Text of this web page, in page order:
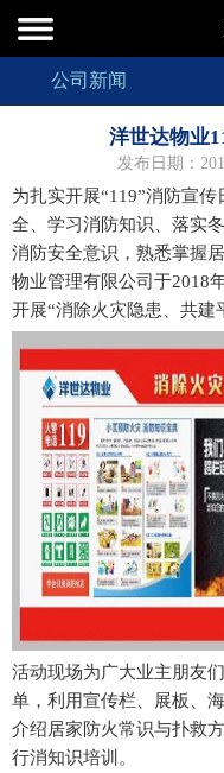
公司新闻
洋世达物业
发布日期：
为扎实开展“119”消防宣
全、学习消防知识、落实
消防安全意识，熟悉掌握
物业管理有限公司于2018
开展“消除火灾隐患、共建
活动现场为广大业主朋友
单，利用宣传栏、展板、
介绍居家防火常识与扑救
行消知识培训。